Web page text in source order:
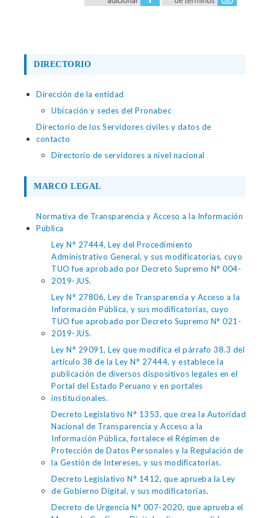
DIRECTORIO
Dirección de la entidad
Ubicación y sedes del Pronabec
Directorio de los Servidores civiles y datos de
contacto
Directorio de servidores a nivel nacional
MARCO LEGAL
Normativa de Transparencia y Acceso a la Información
Pública
Ley N° 27444, Ley del Procedimiento
Administrativo General, y sus modificatorias, cuyo
TUO fue aprobado por Decreto Supremo N° 004-
2019-JUS.
Ley N° 27806, Ley de Transparencia y Acceso a la
Información Pública, y sus modificatorias, cuyo
TUO fue aprobado por Decreto Supremo N° 021-
2019-JUS.
Ley N° 29091, Ley que modifica el párrafo 38.3 del
artículo 38 de la Ley N° 27444, y establece la
publicación de diversos dispositivos legales en el
Portal del Estado Peruano y en portales
institucionales.
Decreto Legislativo N° 1353, que crea la Autoridad
Nacional de Transparencia y Acceso a la
Información Pública, fortalece el Régimen de
Protección de Datos Personales y la Regulación de
la Gestión de Intereses, y sus modificatorias.
Decreto Legislativo N° 1412, que aprueba la Ley
de Gobierno Digital, y sus modificatorias.
Decreto de Urgencia N° 007-2020, que aprueba el